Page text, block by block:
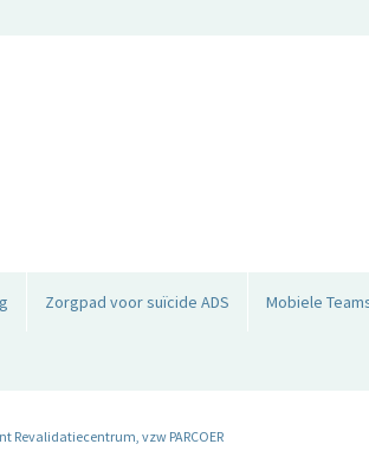
Zorgpad voor suïcide ADS Mobiele
Revalidatiecentrum, vzw PARCOER